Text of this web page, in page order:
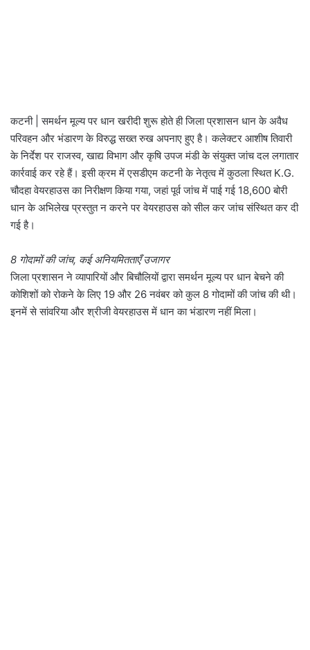
कटनी | समर्थन मूल्य पर धान खरीदी शुरू होते ही जिला प्रशासन धान के अवैध
परिवहन और भंडारण के विरुद्ध सख्त रुख अपनाए हुए है। कलेक्टर आशीष तिवारी
के निर्देश पर राजस्व, खाद्य विभाग और कृषि उपज मंडी के संयुक्त जांच दल लगातार
कार्रवाई कर रहे हैं। इसी क्रम में एसडीएम कटनी के नेतृत्व में कुठला स्थित K.G.
चौदहा वेयरहाउस का निरीक्षण किया गया, जहां पूर्व जांच में पाई गई 18,600 बोरी
धान के अभिलेख प्रस्तुत न करने पर वेयरहाउस को सील कर जांच संस्थित कर दी
गई है।
8 गोदामों की जांच, कई अनियमितताएँ उजागर
जिला प्रशासन ने व्यापारियों और बिचौलियों द्वारा समर्थन मूल्य पर धान बेचने की
कोशिशों को रोकने के लिए 19 और 26 नवंबर को कुल 8 गोदामों की जांच की थी।
इनमें से सांवरिया और श्रीजी वेयरहाउस में धान का भंडारण नहीं मिला।